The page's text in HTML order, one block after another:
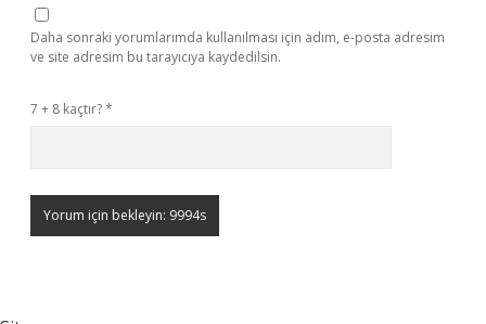
Daha sonraki yorumlarımda kullanılması için adım, e-posta adresim
ve site adresim bu tarayıcıya kaydedilsin.
7 + 8 kaçtır?*